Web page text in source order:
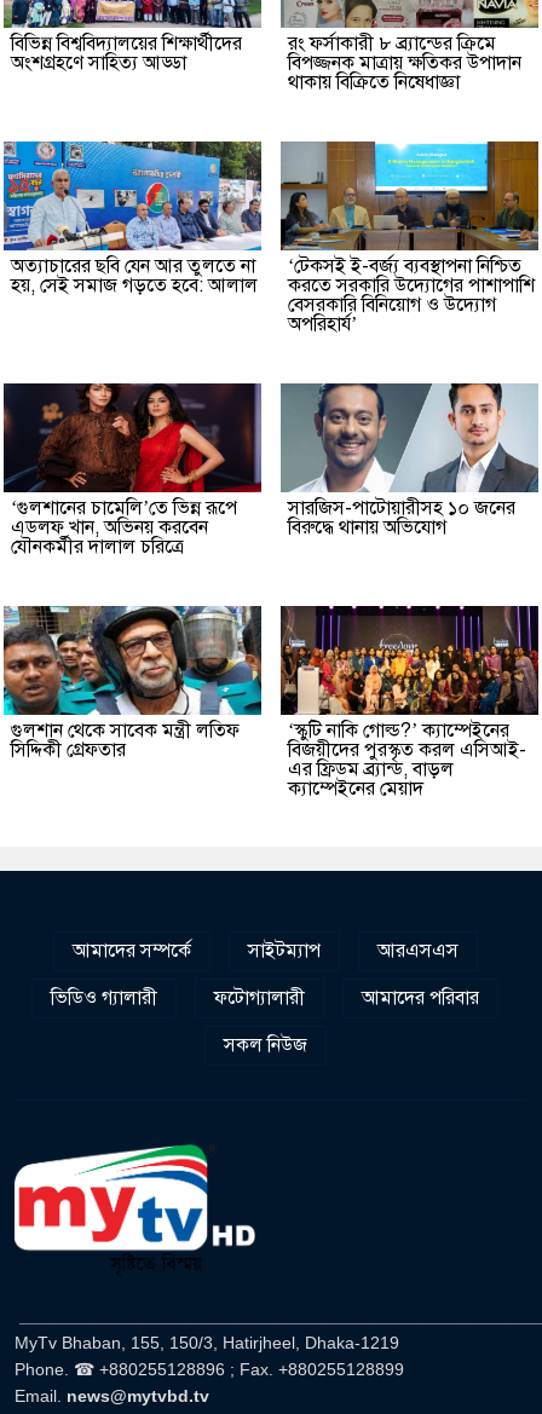
বিভিন্ন বিশ্ববিদ্যালয়ের শিক্ষার্থীদের
অংশগ্রহণে সাহিত্য আড্ডা
রং ফর্সাকারী ৮ ব্র্যান্ডের ক্রিমে
বিপজ্জনক মাত্রায় ক্ষতিকর উপাদান
থাকায় বিক্রিতে নিষেধাজ্ঞা
অত্যাচারের ছবি যেন আর তুলতে না
হয়, সেই সমাজ গড়তে হবে: আলাল
‘টেকসই ই-বর্জ্য ব্যবস্থাপনা নিশ্চিত
করতে সরকারি উদ্যোগের পাশাপাশি
বেসরকারি বিনিয়োগ ও উদ্যোগ
অপরিহার্য’
‘গুলশানের চামেলি’তে ভিন্ন রূপে
এডলফ খান, অভিনয় করবেন
যৌনকর্মীর দালাল চরিত্রে
সারজিস-পাটোয়ারীসহ ১০ জনের
বিরুদ্ধে থানায় অভিযোগ
গুলশান থেকে সাবেক মন্ত্রী লতিফ
সিদ্দিকী গ্রেফতার
‘স্কুটি নাকি গোল্ড?’ ক্যাম্পেইনের
বিজয়ীদের পুরস্কৃত করল এসিআই-
এর ফ্রিডম ব্র্যান্ড, বাড়ল
ক্যাম্পেইনের মেয়াদ
আমাদের সম্পর্কে সাইটম্যাপ
আরএসএস
ভিডিও গ্যালারী
ফটোগ্যালারী
আমাদের পরিবার
সকল নিউজ
MyTv Bhaban, 155, 150/3, Hatirjheel, Dhaka-1219
Phone. ☎ +880255128896 ; Fax. +880255128899
Email. news@mytvbd.tv